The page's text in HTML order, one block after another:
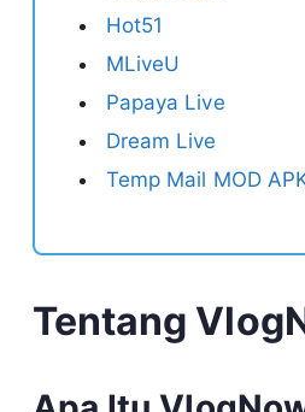
Hot51
MLiveU
Papaya Live
Dream Live
Temp Mail MOD
Tentang